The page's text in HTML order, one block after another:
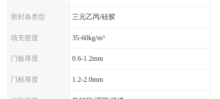
密封条类型 三元乙丙/硅胶
填充密度 35-60kg/m³
门板厚度 0.6-1.2mm
门框厚度 1.2-2.0mm